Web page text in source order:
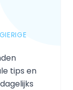
tips en